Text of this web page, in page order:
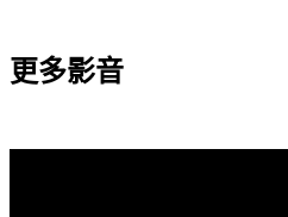
更多影音